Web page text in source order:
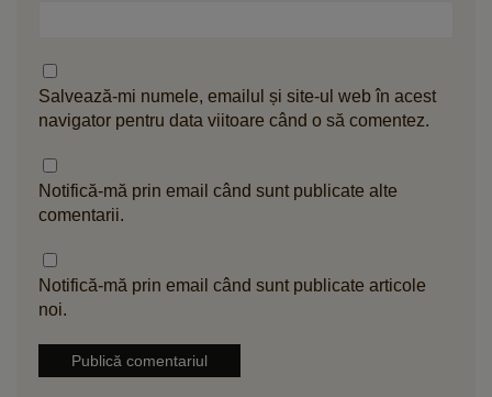
Salvează-mi numele, emailul și site-ul web în acest
navigator pentru data viitoare când o să comentez.
Notifică-mă prin email când sunt publicate alte
comentarii.
Notifică-mă prin email când sunt publicate articole
noi.